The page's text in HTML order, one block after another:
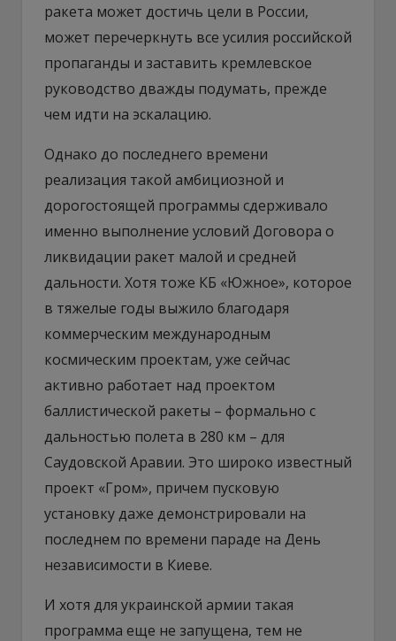
ракета может достичь цели в России,
может перечеркнуть все усилия российской
пропаганды и заставить кремлевское
руководство дважды подумать, прежде
чем идти на эскалацию.
Однако до последнего времени
реализация такой амбициозной и
дорогостоящей программы сдерживало
именно выполнение условий Договора о
ликвидации ракет малой и средней
дальности. Хотя тоже КБ «Южное», которое
в тяжелые годы выжило благодаря
коммерческим международным
космическим проектам, уже сейчас
активно работает над проектом
баллистической ракеты – формально с
дальностью полета в 280 км – для
Саудовской Аравии. Это широко известный
проект «Гром», причем пусковую
установку даже демонстрировали на
последнем по времени параде на День
независимости в Киеве.
И хотя для украинской армии такая
программа еще не запущена, тем не